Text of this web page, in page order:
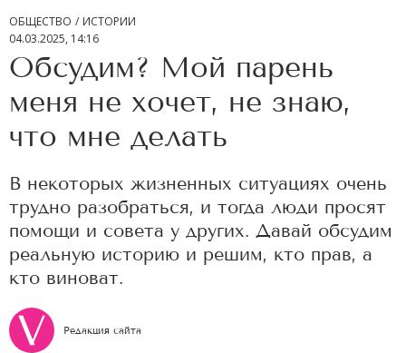
ОБЩЕСТВО
ИСТОРИИ
04.03.2025, 14:16
Обсудим? Мой парень
меня не хочет, не знаю,
что мне делать
В некоторых жизненных ситуациях очень
трудно разобраться, и тогда люди просят
помощи и совета у других. Давай обсудим
реальную историю и решим, кто прав, а
кто виноват.
Редакция сайта